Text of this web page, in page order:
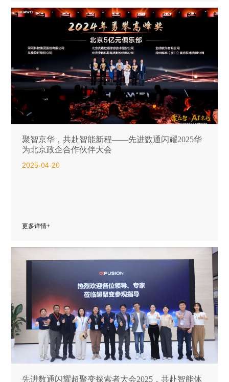
聚智京华，共赴智能新程——先进数通闪耀2025华
为北京政企合作伙伴大会
2025-04-20
更多详情+
先进数通闪耀超聚变探索者大会2025，共赴智能体